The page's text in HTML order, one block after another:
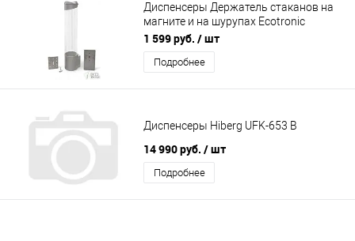
Диспенсеры Держатель стаканов на
магните и на шурупах Ecotronic
(серый)
1 599 руб. / шт
Подробнее
Диспенсеры Hiberg UFK-653 B
14 990 руб. / шт
Подробнее